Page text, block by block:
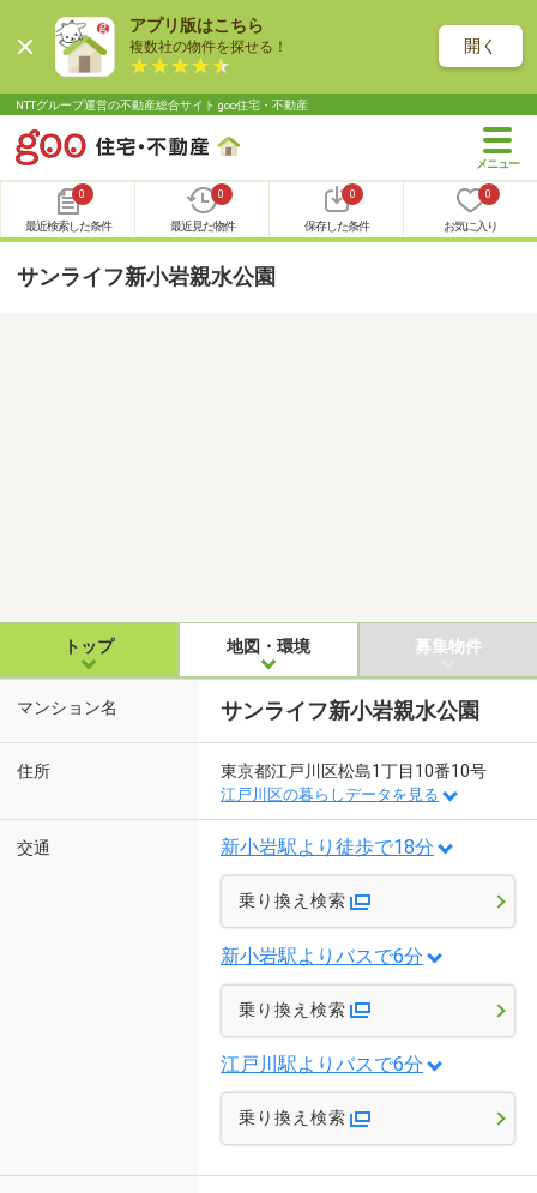
アプリ版はこちら
複数社の物件を探せる！ 開く
NTTグループ運営の不動産総合サイト goo住宅・不動産
0
最近検索した条件
0
最近見た物件
0
保存した条件
0
お気に入り
サンライフ新小岩親水公園
トップ 地図・環境 募集物件
マンション名 サンライフ新小岩親水公園
住所 東京都江戸川区松島1丁目10番10号
江戸川区の暮らしデータを見る
交通 新小岩駅より徒歩で18分
乗り換え検索
新小岩駅よりバスで6分
乗り換え検索
江戸川駅よりバスで6分
乗り換え検索